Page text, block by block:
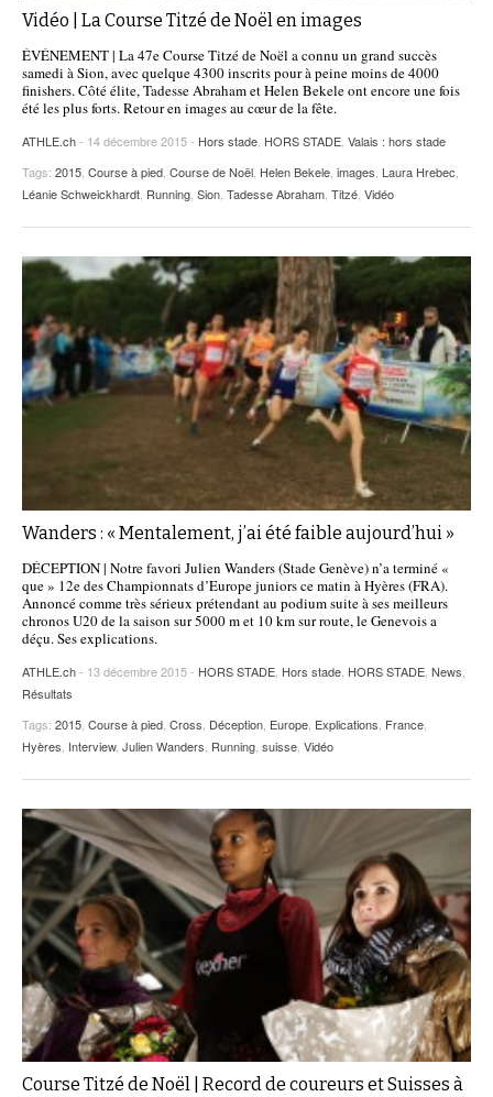
Vidéo | La Course Titzé de Noël en images
ÉVÉNEMENT | La 47e Course Titzé de Noël a connu un grand succès
samedi à Sion, avec quelque 4300 inscrits pour à peine moins de 4000
finishers. Côté élite, Tadesse Abraham et Helen Bekele ont encore une fois
été les plus forts. Retour en images au cœur de la fête.
ATHLE.ch- 14 décembre 2015 - Hors stade HORS STADE Valais : hors stade
Tags: 2015 Course à pied Course de Noël Helen Bekele images Laura Hrebec
Léanie Schweickhardt Running Sion Tadesse Abraham Titzé Vidéo
Wanders : « Mentalement, j’ai été faible aujourd’hui »
DÉCEPTION | Notre favori Julien Wanders (Stade Genève) n’a terminé «
que » 12e des Championnats d’Europe juniors ce matin à Hyères (FRA).
Annoncé comme très sérieux prétendant au podium suite à ses meilleurs
chronos U20 de la saison sur 5000 m et 10 km sur route, le Genevois a
déçu. Ses explications.
ATHLE.ch- 13 décembre 2015 - HORS STADE Hors stade HORS STADE News
Résultats
Tags: 2015 Course à pied Cross Déception Europe Explications France
Hyères Interview, Julien Wanders Running suisse Vidéo
Course Titzé de Noël | Record de coureurs et Suisses à